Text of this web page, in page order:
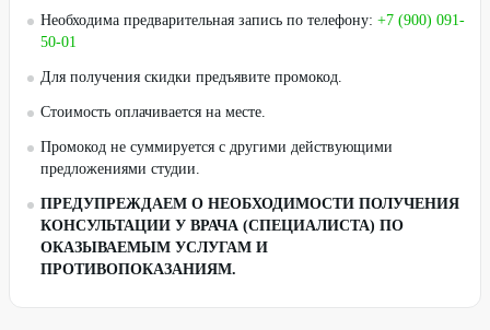
Необходима предварительная запись по телефону: +7 (900) 091-
50-01
Для получения скидки предъявите промокод.
Стоимость оплачивается на месте.
Промокод не суммируется с другими действующими
предложениями студии.
ПРЕДУПРЕЖДАЕМ О НЕОБХОДИМОСТИ ПОЛУЧЕНИЯ
КОНСУЛЬТАЦИИ У ВРАЧА (СПЕЦИАЛИСТА) ПО
ОКАЗЫВАЕМЫМ УСЛУГАМ И
ПРОТИВОПОКАЗАНИЯМ.